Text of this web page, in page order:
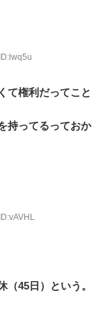
て権利だってこと
持ってるっておか
45日）という。